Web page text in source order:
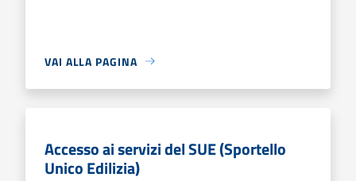
VAI ALLA PAGINA
Accesso ai servizi del SUE (Sportello
Unico Edilizia)